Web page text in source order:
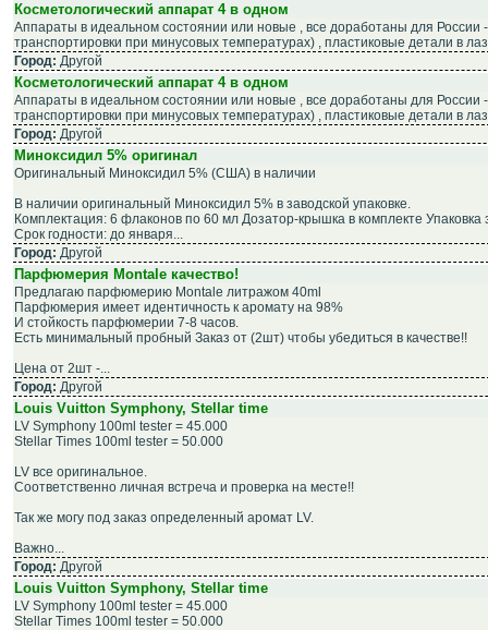
Косметологический аппарат 4 в одном
Аппараты в идеальном состоянии или новые , все доработаны для
транспортировки при минусовых температурах) , пластиковые детали в
Город: Другой
Косметологический аппарат 4 в одном
Аппараты в идеальном состоянии или новые , все доработаны для
транспортировки при минусовых температурах) , пластиковые детали в
Город: Другой
Миноксидил 5% оригинал
Оригинальный Миноксидил 5% (США) в наличии
В наличии оригинальный Mиноксидил 5% в заводской упаковке.
Комплектация: 6 флаконов по 60 мл Дозатор-крышка в комплекте Упаковка
Срок годности: до января...
Город: Другой
Парфюмерия Montale качество!
Предлагаю парфюмерию Montale литражом 40ml
Парфюмерия имеет идентичность к аромату на 98%
И стойкость парфюмерии 7-8 часов.
Есть минимальный пробный Заказ от (2шт) чтобы убедиться в качестве!!
Цена от 2шт -...
Город: Другой
Louis Vuitton Symphony, Stellar time
LV Symphony 100ml tester = 45.000
Stellar Times 100ml tester = 50.000
LV все оригинальное.
Соответственно личная встреча и проверка на месте!!
Так же могу под заказ определенный аромат LV.
Важно...
Город: Другой
Louis Vuitton Symphony, Stellar time
LV Symphony 100ml tester = 45.000
Stellar Times 100ml tester = 50.000